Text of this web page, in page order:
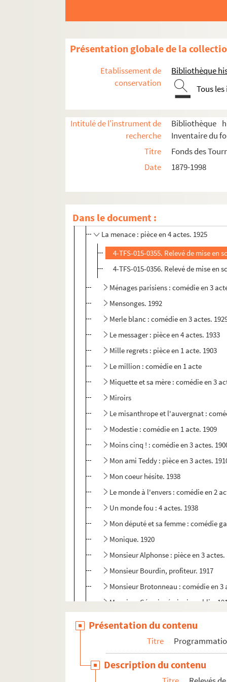
Présentation globale de la
Etablissement de
conservation
Bibliothèque
Tous
Intitulé de l'instrument de
recherche
Bibliothèque
Inventaire du
Titre
Fonds des
Date
1879-1998
Dans le document :
Le mariage de Mlle Beulemans :
Les marionnettes : comédie en 4
Marius : pièce en 4 actes. 1929
La Marjolaine : pièce en 5 actes. 1907
Le marquis de Priola. 1902
Ma soeur et moi : comédie en 3 actes.
Ma soeur Yvonne : pièce en 3 actes.
Match de boxe. 1912
La mégère apprivoisée : comédie en
La mégère apprivoisée : comédie en
La menace : pièce en 4 actes. 1925
4-TFS-015-0355. Relevé de mise en
4-TFS-015-0356. Relevé de mise en
Ménages parisiens : comédie en 3
Mensonges. 1992
Merle blanc : comédie en 3 actes.
Le messager : pièce en 4 actes. 1933
Mille regrets : pièce en 1 acte. 1903
Le million : comédie en 1 acte
Miquette et sa mère : comédie en 3
Miroirs
Le misanthrope et l'auvergnat :
Modestie : comédie en 1 acte. 1909
Moins cinq ! : comédie en 3 actes.
Mon ami Teddy : pièce en 3 actes.
Mon coeur hésite. 1938
Le monde à l'envers : comédie en 2
Un monde fou : 4 actes. 1938
Mon député et sa femme : comédie
Monique. 1920
Monsieur Alphonse : pièce en 3 actes.
Monsieur Bourdin, profiteur. 1917
Monsieur Brotonneau : comédie en 3
Monsieur Césarin, écrivain public.
Monsieur Malézieux : comédie en 1
Présentation du contenu
Titre
Description du contenu